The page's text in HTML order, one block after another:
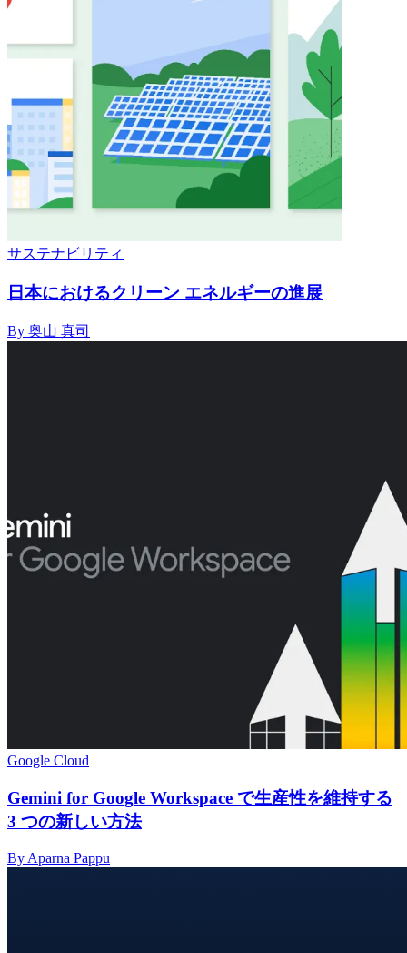
サステナビリティ
日本におけるクリーン エネルギーの進展
By 奥山 真司
Google Cloud
Gemini for Google Workspace で生産性を維持する
3 つの新しい方法
By Aparna Pappu